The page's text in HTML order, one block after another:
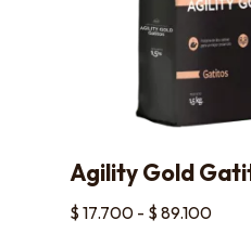
Agility Gold
$ 17.700 - $ 89.100